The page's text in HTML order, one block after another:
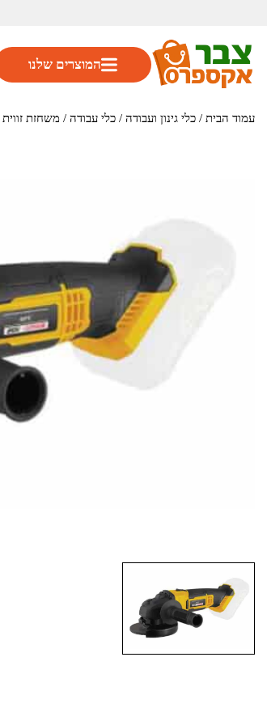
המוצרים שלנו
עמוד הבית / כלי גינון ועבודה / כלי עבודה / משחזת זווית